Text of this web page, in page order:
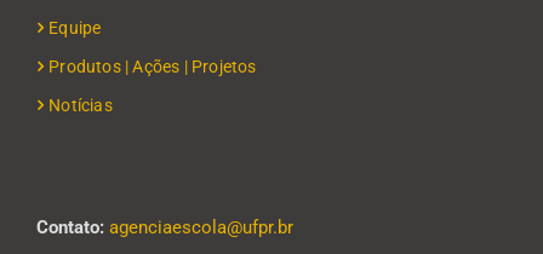
Equipe
Produtos | Ações | Projetos
Notícias
Contato: agenciaescola@ufpr.br